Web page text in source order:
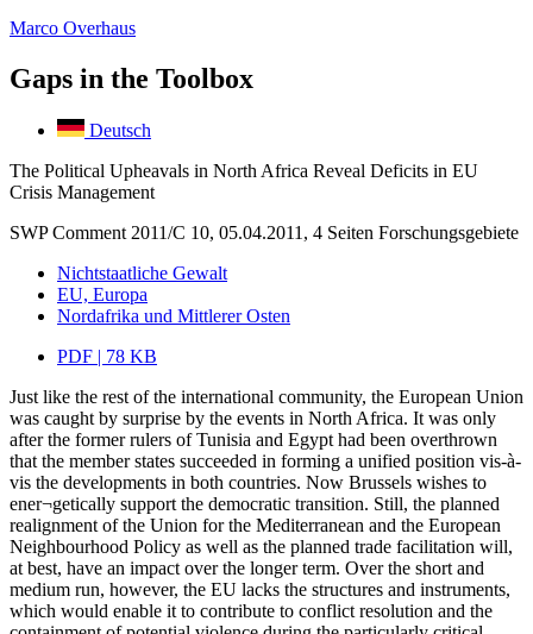
Marco Overhaus
Gaps in the Toolbox
Deutsch
The Political Upheavals in North Africa Reveal Deficits in EU
Crisis Management
SWP Comment 2011/C 10, 05.04.2011, 4 Seiten Forschungsgebiete
Nichtstaatliche Gewalt
EU, Europa
Nordafrika und Mittlerer Osten
PDF | 78 KB
Just like the rest of the international community, the European Union
was caught by surprise by the events in North Africa. It was only
after the former rulers of Tunisia and Egypt had been overthrown
that the member states succeeded in forming a unified position vis-à-
vis the developments in both countries. Now Brussels wishes to
ener¬getically support the democratic transition. Still, the planned
realignment of the Union for the Mediterranean and the European
Neighbourhood Policy as well as the planned trade facilitation will,
at best, have an impact over the longer term. Over the short and
medium run, however, the EU lacks the structures and instruments,
which would enable it to contribute to conflict resolution and the